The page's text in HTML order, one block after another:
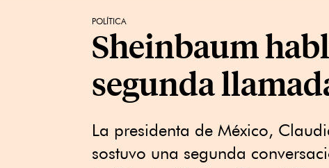
POLÍTICA
Sheinbaum
segunda
La presidenta de México,
sostuvo una segunda